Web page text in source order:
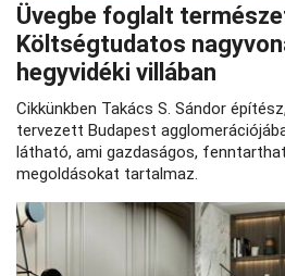
Üvegbe foglalt
Költségtudatos
hegyvidéki villában
Cikkünkben Takács S. Sándor
tervezett Budapest
látható, ami gazdaságos,
megoldásokat tartalmaz.